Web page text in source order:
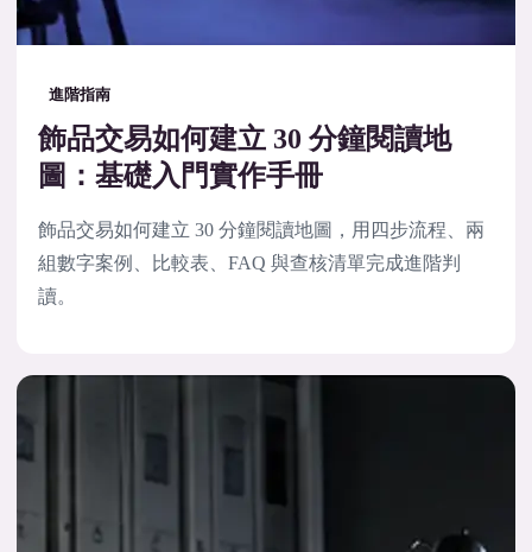
進階指南
飾品交易如何建立 30 分鐘閱讀地
圖：基礎入門實作手冊
飾品交易如何建立 30 分鐘閱讀地圖，用四步流程、兩
組數字案例、比較表、FAQ 與查核清單完成進階判
讀。